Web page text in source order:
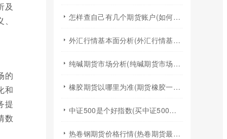
及
的
和
提
数
怎样查自己有几个期货账户(如何查询自己有几个证券期货账户)
外汇行情基本面分析(外汇行情基本面分析实验报告)
纯碱期货市场分析(纯碱期货市场分析图)
橡胶期货以哪里为准(期货橡胶一手手续费)
中证500是个好指数(买中证500指数基金)
热卷钢期货价格行情(热卷期货最新行情今天)